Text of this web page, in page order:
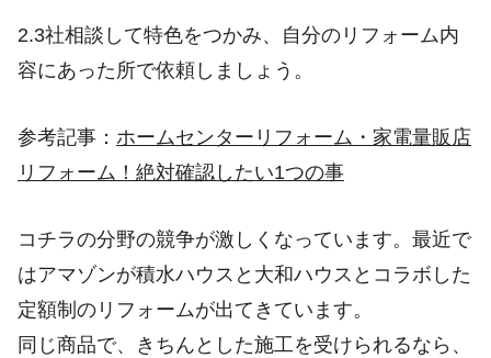
2.3社相談して特色をつかみ、自分のリフォーム内
容にあった所で依頼しましょう。
参考記事： ホームセンターリフォーム・家電量販店
リフォーム！絶対確認したい1つの事
コチラの分野の競争が激しくなっています。最近で
はアマゾンが積水ハウスと大和ハウスとコラボした
定額制のリフォームが出てきています。
同じ商品で、きちんとした施工を受けられるなら、